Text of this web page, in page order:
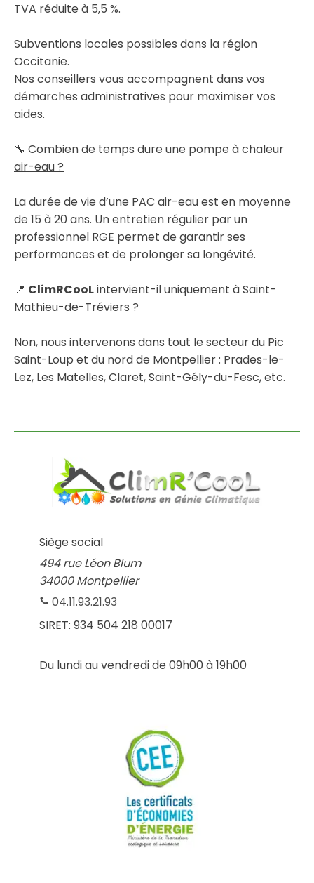
TVA réduite à 5,5 %.
Subventions locales possibles dans la région
Occitanie.
Nos conseillers vous accompagnent dans vos
démarches administratives pour maximiser vos
aides.
🔧 Combien de temps dure une pompe à chaleur
air-eau ?
La durée de vie d’une PAC air-eau est en moyenne
de 15 à 20 ans. Un entretien régulier par un
professionnel RGE permet de garantir ses
performances et de prolonger sa longévité.
📍 ClimRCooLintervient-il uniquement à Saint-
Mathieu-de-Tréviers ?
Non, nous intervenons dans tout le secteur du Pic
Saint-Loup et du nord de Montpellier : Prades-le-
Lez, Les Matelles, Claret, Saint-Gély-du-Fesc, etc.
Siège social
494 rue Léon Blum
34000 Montpellier
04.11.93.21.93
SIRET: 934 504 218 00017
Du lundi au vendredi de 09h00 à 19h00